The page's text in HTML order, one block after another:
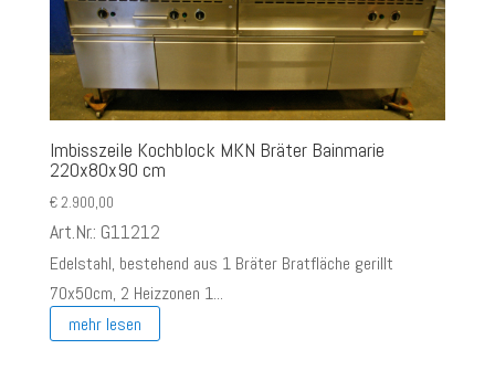
Imbisszeile Kochblock MKN Bräter Bainmarie
220x80x90 cm
€2.900,00
Art.Nr.: G11212
Edelstahl, bestehend aus 1 Bräter Bratfläche gerillt
70x50cm, 2 Heizzonen 1...
mehr lesen